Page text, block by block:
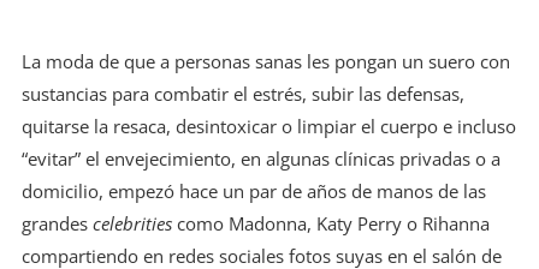
La moda de que a personas sanas les pongan un suero con
sustancias para combatir el estrés, subir las defensas,
quitarse la resaca, desintoxicar o limpiar el cuerpo e incluso
“evitar” el envejecimiento, en algunas clínicas privadas o a
domicilio, empezó hace un par de años de manos de las
grandes celebritiescomo Madonna, Katy Perry o Rihanna
compartiendo en redes sociales fotos suyas en el salón de